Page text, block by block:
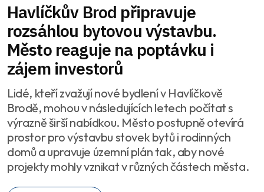
Havlíčkův Brod připravuje
rozsáhlou bytovou výstavbu.
Město reaguje na poptávku i
zájem investorů
Lidé, kteří zvažují nové bydlení v Havlíčkově
Brodě, mohou v následujících letech počítat s
výrazně širší nabídkou. Město postupně otevírá
prostor pro výstavbu stovek bytů i rodinných
domů a upravuje územní plán tak, aby nové
projekty mohly vznikat v různých částech města.